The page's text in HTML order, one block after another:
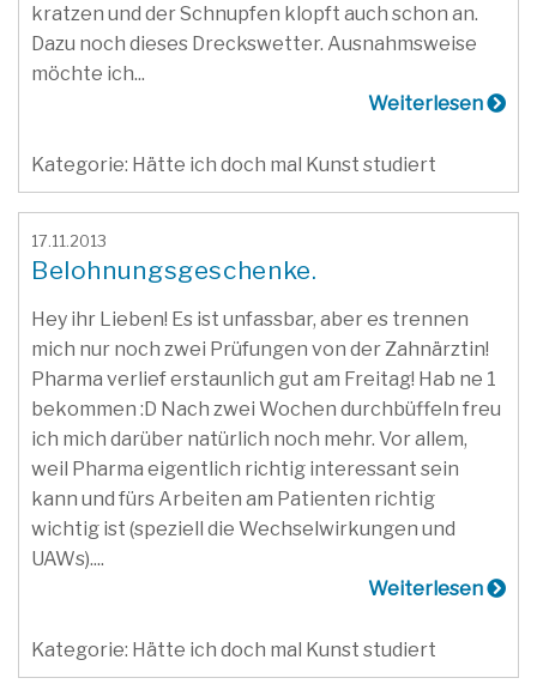
kratzen und der Schnupfen klopft auch schon an.
Dazu noch dieses Dreckswetter. Ausnahmsweise
möchte ich...
Weiterlesen
Kategorie: Hätte ich doch mal Kunst studiert
17.11.2013
Belohnungsgeschenke.
Hey ihr Lieben! Es ist unfassbar, aber es trennen
mich nur noch zwei Prüfungen von der Zahnärztin!
Pharma verlief erstaunlich gut am Freitag! Hab ne 1
bekommen :D Nach zwei Wochen durchbüffeln freu
ich mich darüber natürlich noch mehr. Vor allem,
weil Pharma eigentlich richtig interessant sein
kann und fürs Arbeiten am Patienten richtig
wichtig ist (speziell die Wechselwirkungen und
UAWs)....
Weiterlesen
Kategorie: Hätte ich doch mal Kunst studiert